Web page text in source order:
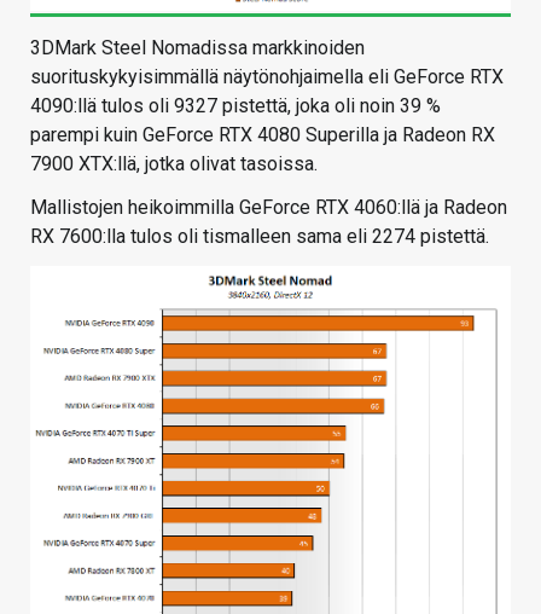
3DMark Steel Nomadissa markkinoiden
suorituskykyisimmällä näytönohjaimella eli GeForce RTX
4090:llä tulos oli 9327 pistettä, joka oli noin 39 %
parempi kuin GeForce RTX 4080 Superilla ja Radeon RX
7900 XTX:llä, jotka olivat tasoissa.
Mallistojen heikoimmilla GeForce RTX 4060:llä ja Radeon
RX 7600:lla tulos oli tismalleen sama eli 2274 pistettä.